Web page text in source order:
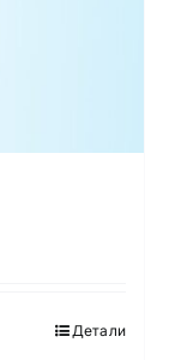
Детали